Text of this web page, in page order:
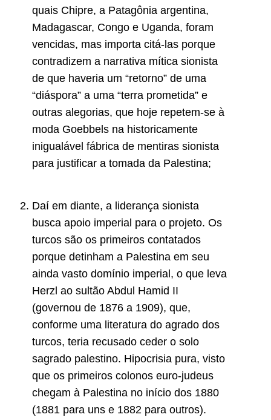
quais Chipre, a Patagônia argentina,
Madagascar, Congo e Uganda, foram
vencidas, mas importa citá-las porque
contradizem a narrativa mítica sionista
de que haveria um “retorno” de uma
“diáspora” a uma “terra prometida” e
outras alegorias, que hoje repetem-se à
moda Goebbels na historicamente
inigualável fábrica de mentiras sionista
para justificar a tomada da Palestina;
Daí em diante, a liderança sionista
busca apoio imperial para o projeto. Os
turcos são os primeiros contatados
porque detinham a Palestina em seu
ainda vasto domínio imperial, o que leva
Herzl ao sultão Abdul Hamid II
(governou de 1876 a 1909), que,
conforme uma literatura do agrado dos
turcos, teria recusado ceder o solo
sagrado palestino. Hipocrisia pura, visto
que os primeiros colonos euro-judeus
chegam à Palestina no início dos 1880
(1881 para uns e 1882 para outros).